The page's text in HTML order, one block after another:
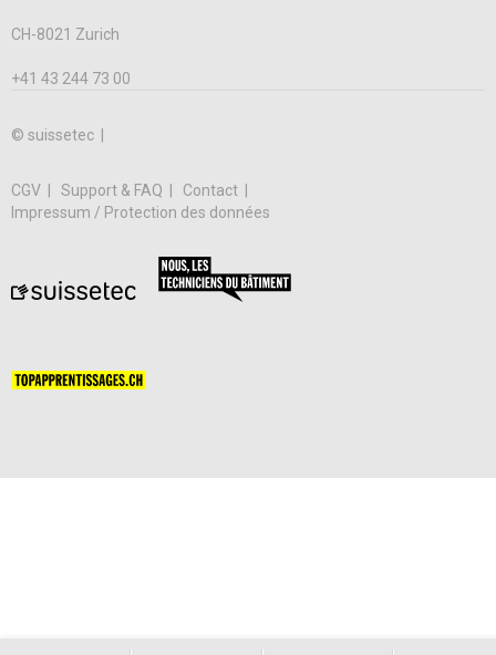
CH-8021 Zurich
+41 43 244 73 00
© suissetec |
CGV Support & FAQ
Contact
Impressum / Protection des données